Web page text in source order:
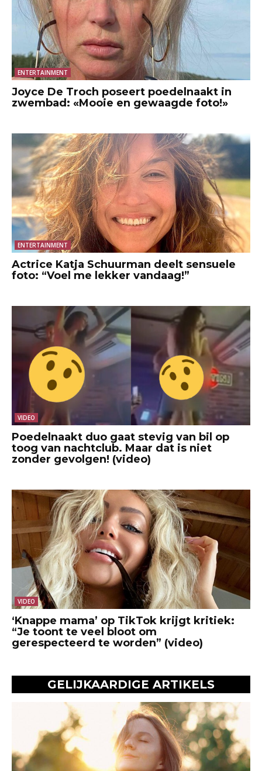
ENTERTAINMENT
Joyce De Troch poseert poedelnaakt in
zwembad: «Mooie en gewaagde foto!»
ENTERTAINMENT
Actrice Katja Schuurman deelt sensuele
foto: “Voel me lekker vandaag!”
VIDEO
Poedelnaakt duo gaat stevig van bil op
toog van nachtclub. Maar dat is niet
zonder gevolgen! (video)
VIDEO
‘Knappe mama’ op TikTok krijgt kritiek:
“Je toont te veel bloot om
gerespecteerd te worden” (video)
GELIJKAARDIGE ARTIKELS